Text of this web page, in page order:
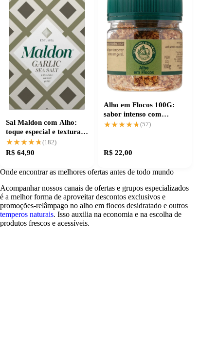
Sal Maldon com Alho:
toque especial e textura
crocante
★★★★★
★★★★★ (182)
R$ 64,90
Alho em Flocos 100G:
sabor intenso com
praticidade na cozinha
★★★★★
★★★★★(57)
R$ 22,00
Onde encontrar as melhores ofertas antes de todo mundo
Acompanhar nossos canais de ofertas e grupos especializados
é a melhor forma de aproveitar descontos exclusivos e
promoções-relâmpago no alho em flocos desidratado e outros
temperos naturais. Isso auxilia na economia e na escolha de
produtos frescos e acessíveis.